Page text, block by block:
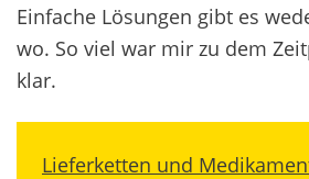
Einfache Lösungen gibt es
wo. So viel war mir zu dem
klar.
Lieferketten und